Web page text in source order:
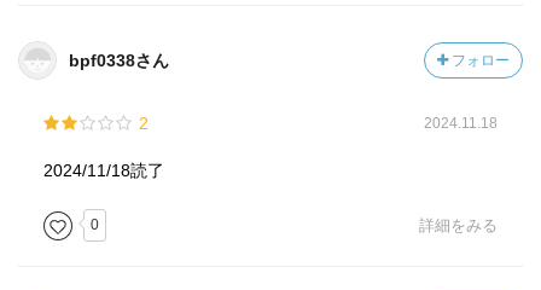
bpf0338さん フォロー
2 2024.11.18
2024/11/18読了
0 詳細をみる